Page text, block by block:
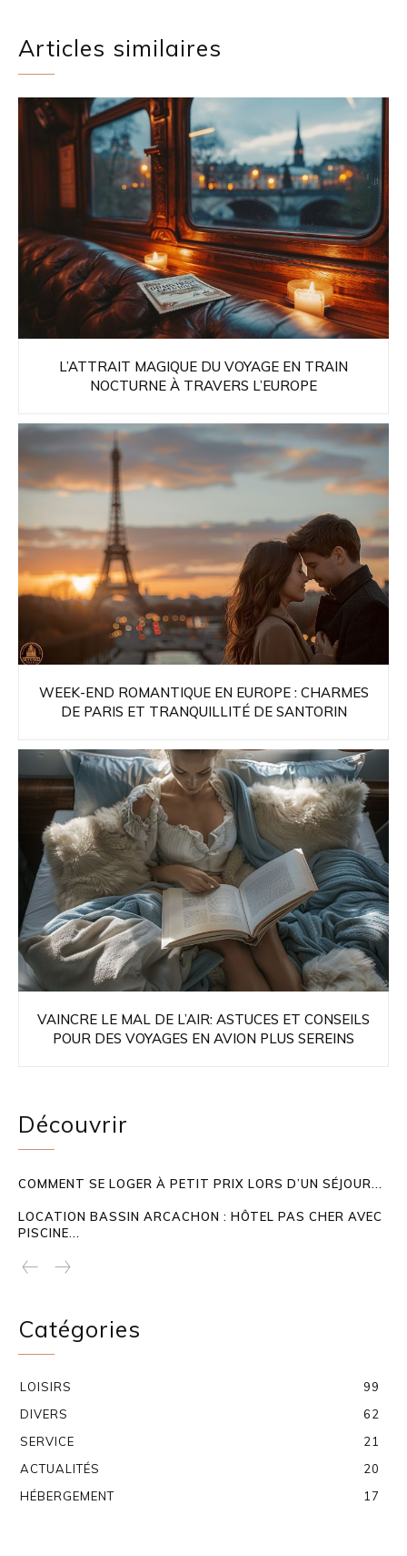
Articles similaires
L’ATTRAIT MAGIQUE DU VOYAGE EN TRAIN
NOCTURNE À TRAVERS L’EUROPE
WEEK-END ROMANTIQUE EN EUROPE : CHARMES
DE PARIS ET TRANQUILLITÉ DE SANTORIN
VAINCRE LE MAL DE L’AIR: ASTUCES ET CONSEILS
POUR DES VOYAGES EN AVION PLUS SEREINS
Découvrir
COMMENT SE LOGER À PETIT PRIX LORS D’UN SÉJOUR...
LOCATION BASSIN ARCACHON : HÔTEL PAS CHER AVEC
PISCINE...
Catégories
LOISIRS
99
DIVERS
62
SERVICE
21
ACTUALITÉS
20
HÉBERGEMENT
17